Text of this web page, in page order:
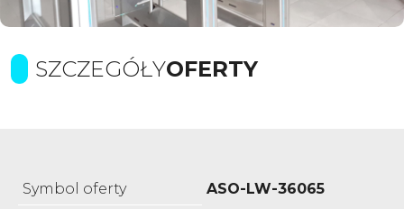
SZCZEGÓŁYOFERTY
Symbol oferty
ASO-LW-36065